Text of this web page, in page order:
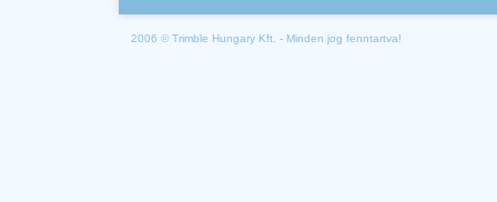
2006 © Trimble Hungary Kft. - Minden jog fenntartva!